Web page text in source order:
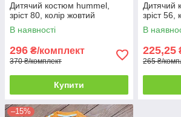
Дитячий костюм hummel,
зріст 80, колір жовтий
В наявності
296 ₴/комплект
370 ₴/комплект
Купити
Дитячий
зріст 56,
В
225,25
265 ₴/
–15%